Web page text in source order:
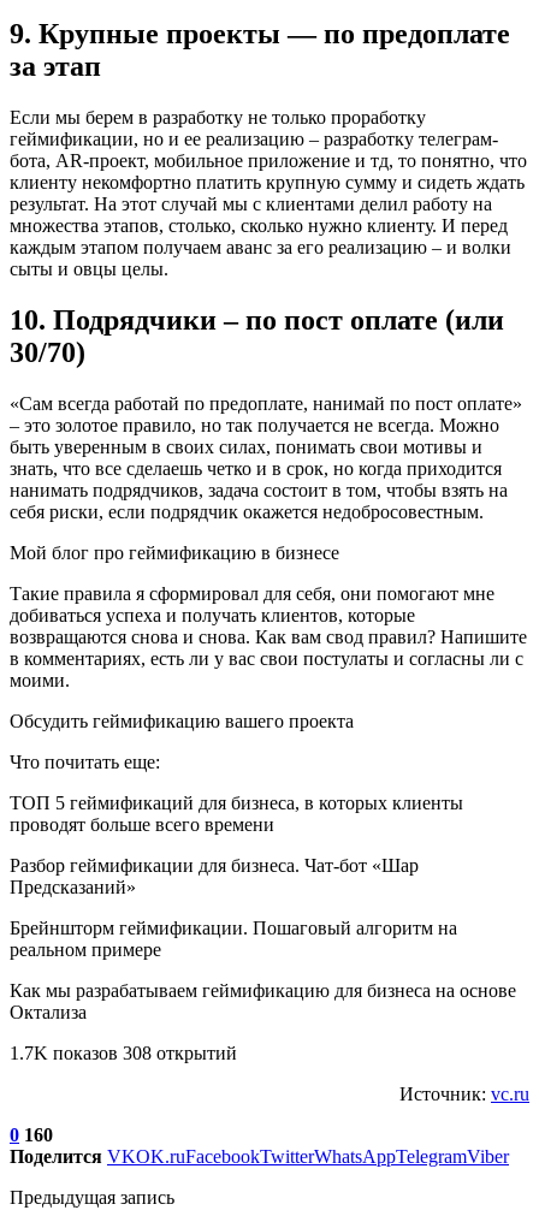
9. Крупные проекты — по предоплате
за этап
Если мы берем в разработку не только проработку
геймификации, но и ее реализацию – разработку телеграм-
бота, AR-проект, мобильное приложение и тд, то понятно, что
клиенту некомфортно платить крупную сумму и сидеть ждать
результат. На этот случай мы с клиентами делил работу на
множества этапов, столько, сколько нужно клиенту. И перед
каждым этапом получаем аванс за его реализацию – и волки
сыты и овцы целы.
10. Подрядчики – по пост оплате (или
30/70)
«Сам всегда работай по предоплате, нанимай по пост оплате»
– это золотое правило, но так получается не всегда. Можно
быть уверенным в своих силах, понимать свои мотивы и
знать, что все сделаешь четко и в срок, но когда приходится
нанимать подрядчиков, задача состоит в том, чтобы взять на
себя риски, если подрядчик окажется недобросовестным.
Мой блог про геймификацию в бизнесе
Такие правила я сформировал для себя, они помогают мне
добиваться успеха и получать клиентов, которые
возвращаются снова и снова. Как вам свод правил? Напишите
в комментариях, есть ли у вас свои постулаты и согласны ли с
моими.
Обсудить геймификацию вашего проекта
Что почитать еще:
ТОП 5 геймификаций для бизнеса, в которых клиенты
проводят больше всего времени
Разбор геймификации для бизнеса. Чат-бот «Шар
Предсказаний»
Брейншторм геймификации. Пошаговый алгоритм на
реальном примере
Как мы разрабатываем геймификацию для бизнеса на основе
Октализа
1.7K показов 308 открытий
Источник: vc.ru
0 160
Поделится VKOK.ruFacebookTwitterWhatsAppTelegramViber
Предыдущая запись